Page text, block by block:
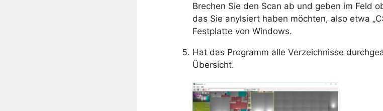
Brechen Sie den Scan ab und geben im Feld
das Sie anylsiert haben möchten, also etwa
Festplatte von Windows.
Hat das Programm alle Verzeichnisse
Übersicht.